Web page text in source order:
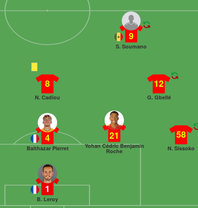
1
B. Leroy
4
Balthazar Pierret
21
Yohan Cédric Benjamin
Roche
58
N. Sissoko
8
N. Cadiou
12
G. Gbellé
9
S. Soumano